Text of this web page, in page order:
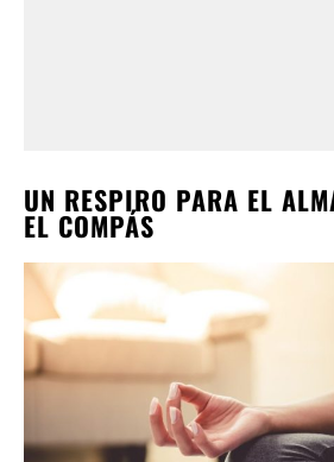
UN RESPIRO PARA EL
EL COMPÁS